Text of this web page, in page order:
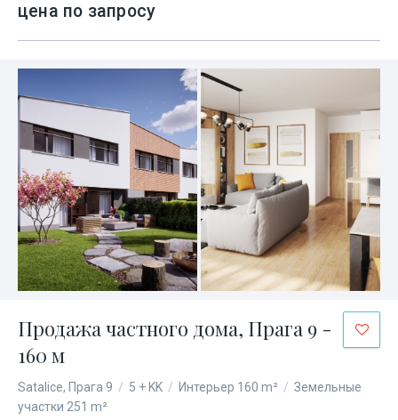
цена по запросу
Продажа частного дома, Прага 9 -
160 м
Satalice, Прага 9 / 5 + KK / Интерьер 160 m² / Земельные
участки 251 m²